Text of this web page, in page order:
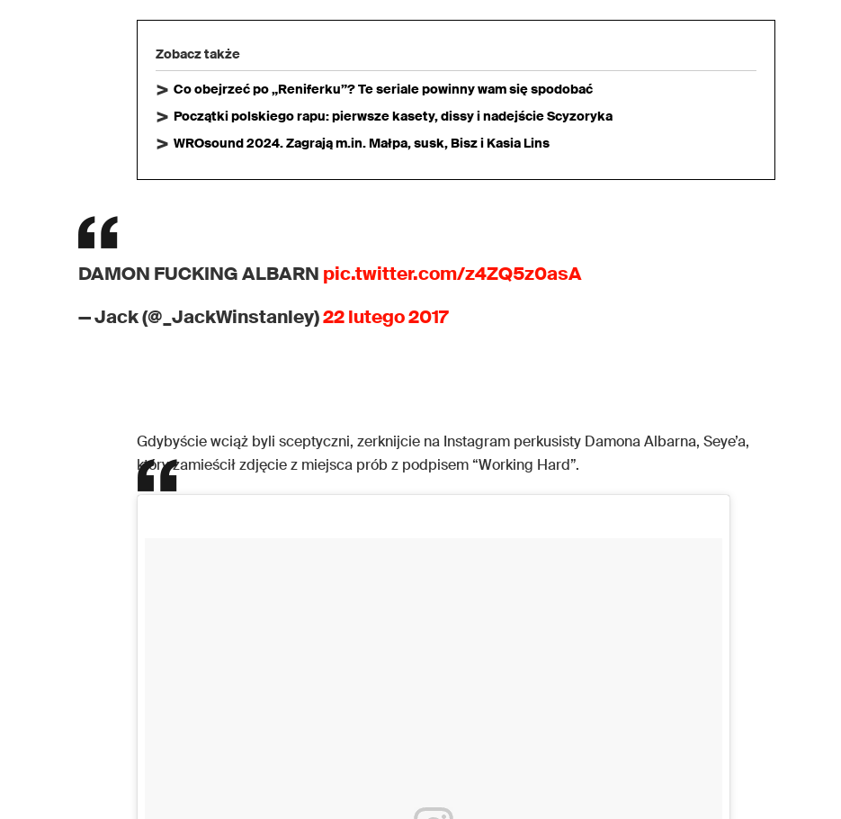
Zobacz także
Co obejrzeć po „Reniferku”? Te seriale powinny wam się spodobać
Początki polskiego rapu: pierwsze kasety, dissy i nadejście Scyzoryka
WROsound 2024. Zagrają m.in. Małpa, susk, Bisz i Kasia Lins
DAMON FUCKING ALBARN pic.twitter.com/z4ZQ5z0asA
— Jack (@_JackWinstanley)22 lutego 2017
Gdybyście wciąż byli sceptyczni, zerknijcie na Instagram perkusisty Damona Albarna, Seye’a,
który zamieścił zdjęcie z miejsca prób z podpisem “Working Hard”.